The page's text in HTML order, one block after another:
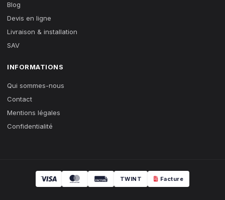
Blog
Devis en ligne
Livraison & installation
SAV
INFORMATIONS
Qui sommes-nous
Contact
Mentions légales
Confidentialité
TWINT Facture